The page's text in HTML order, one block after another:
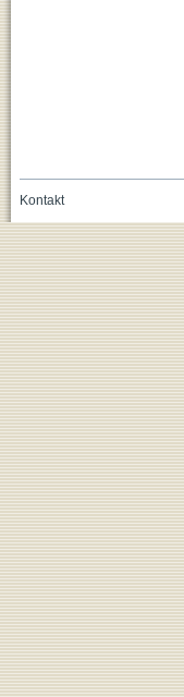
Kontakt